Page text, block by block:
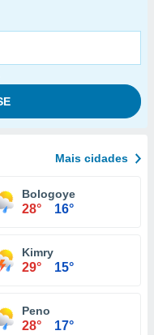
Mais cidades
Bologoye
28° 16°
Kimry
29° 15°
Peno
28° 17°